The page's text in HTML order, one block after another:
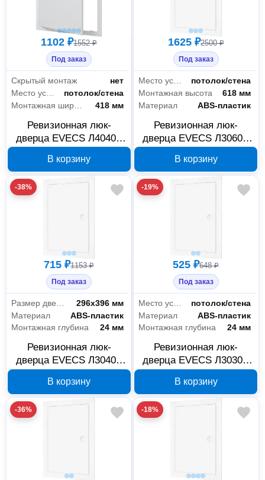
1102 ₽1552 ₽
Под заказ
Скрытый монтаж
нет
потолок/стена
418 мм
Ревизионная люк-
дверца EVECS Л4040Р
В корзину
1625 ₽2500 ₽
Под заказ
Место установки
потолок/стена
Монтажная высота
618 мм
Материал
ABS-пластик
Ревизионная люк-
дверца EVECS Л3060Р
87-690
В корзину
-38%
715 ₽1153 ₽
Под заказ
296х396 мм
Материал
ABS-пластик
Монтажная глубина
24 мм
Ревизионная люк-
дверца EVECS Л3040Р
89-117
В корзину
-19%
525 ₽648 ₽
Под заказ
Место установки
потолок/стена
Материал
ABS-пластик
Монтажная глубина
24 мм
Ревизионная люк-
дверца EVECS Л3030Р
89-115
В корзину
-36% -18%